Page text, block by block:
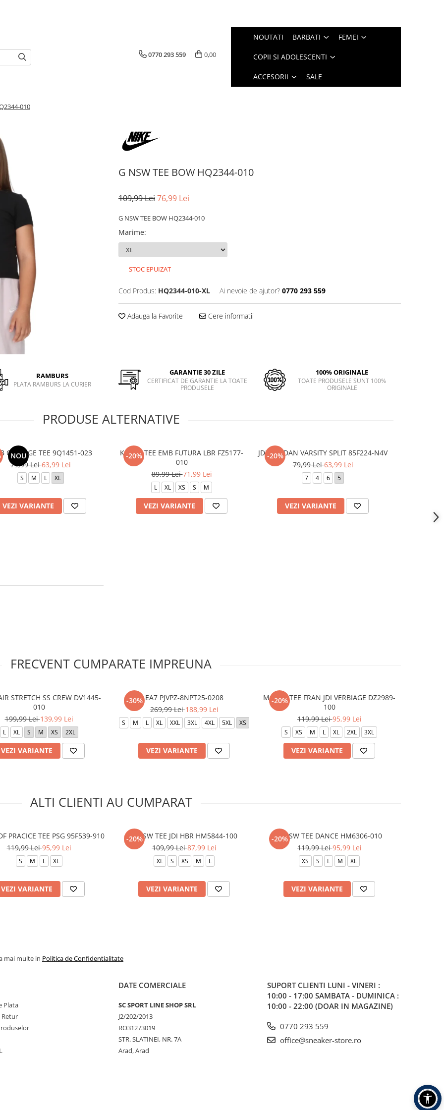
0770 293 559 0,00
NOUTATI BARBATI FEMEI
COPII SI ADOLESCENTI
ACCESORII SALE
010
G NSW TEE BOW HQ2344-010
109,99 Lei76,99 Lei
G NSW TEE BOW HQ2344-010
Marime:
STOC EPUIZAT
Cod Produs: HQ2344-010-XL Ai nevoie de ajutor? 0770 293 559
Adauga la Favorite Cere informatii
RAMBURS
PLATA RAMBURS LA CURIER
GARANTIE 30 ZILE
CERTIFICAT DE GARANTIE LA TOATE
PRODUSELE
100% ORIGINALE
TOATE PRODUSELE SUNT 100%
ORIGINALE
PRODUSE ALTERNATIVE
NOU
COLLAGE TEE 9Q1451-023
79,99 Lei63,99 Lei
S M L XL
VEZI VARIANTE
-20%
K NSW TEE EMB FUTURA LBR FZ5177-
010
89,99 Lei71,99 Lei
L XL XS S M
VEZI VARIANTE
-20%
JDB JORDAN VARSITY SPLIT 85F224-N4V
79,99 Lei63,99 Lei
7 4 6 5
VEZI VARIANTE
FRECVENT CUMPARATE IMPREUNA
STRETCH SS CREW DV1445-
010
199,99 Lei139,99 Lei
L XL S M XS 2XL
VEZI VARIANTE
-30% EA7 PJVPZ-8NPT25-0208
269,99 Lei188,99 Lei
S M L XL XXL 3XL 4XL 5XL XS
VEZI VARIANTE
-20%
M NSW TEE FRAN JDI VERBIAGE DZ2989-
100
119,99 Lei95,99 Lei
S XS M L XL 2XL 3XL
VEZI VARIANTE
ALTI CLIENTI AU CUMPARAT
PRACICE TEE PSG 95F539-910
119,99 Lei95,99 Lei
S M L XL
VEZI VARIANTE
-20%
K NSW TEE JDI HBR HM5844-100
109,99 Lei87,99 Lei
XL S XS M L
VEZI VARIANTE
-20%
G NSW TEE DANCE HM6306-010
119,99 Lei95,99 Lei
XS S L M XL
VEZI VARIANTE
mai multe in Politica de Confidentialitate
Plata
Retur
DATE COMERCIALE
SC SPORT LINE SHOP SRL
J2/202/2013
RO31273019
STR. SLATINEI, NR. 7A
Arad, Arad
SUPORT CLIENTI LUNI - VINERI :
10:00 - 17:00 SAMBATA - DUMINICA :
10:00 - 22:00 (DOAR IN MAGAZINE)
0770 293 559
office@sneaker-store.ro